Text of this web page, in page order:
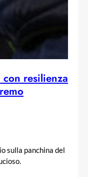
resilienza
sulla panchina del